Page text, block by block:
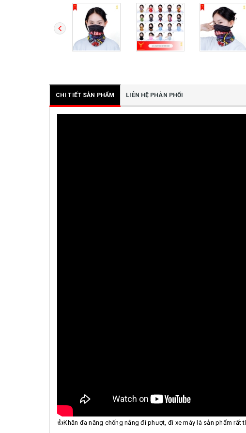
CHI TIẾT SẢN PHẨM LIÊN HỆ PHÂN PHỐI
👍Khăn đa năng chống nắng đi phượt, đi xe máy là sản phẩm rất